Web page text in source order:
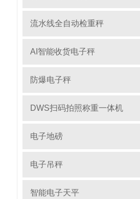
流水线全自动检重秤
AI智能收货电子秤
防爆电子秤
DWS扫码拍照称重一体机
电子地磅
电子吊秤
智能电子天平